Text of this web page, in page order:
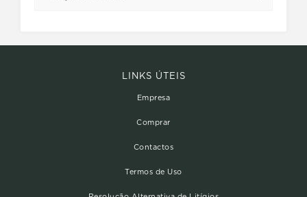
LINKS ÚTEIS
Empresa
Comprar
Contactos
Termos de Uso